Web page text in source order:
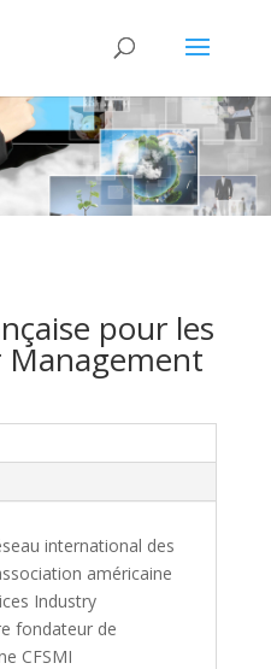
pour les
Management
international des
américaine
Industry
fondateur de
CFSMI